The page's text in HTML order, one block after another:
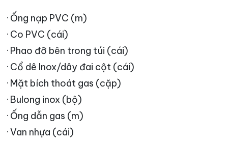
· Ống nạp PVC (m)
· Co PVC (cái)
· Phao đỡ bên trong túi (cái)
· Cổ dê Inox/dây đai cột (cái)
· Mặt bích thoát gas (cặp)
· Bulong inox (bộ)
· Ống dẫn gas (m)
· Van nhựa (cái)